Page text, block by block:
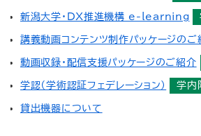
Kiswahili
Svenska
新潟大学・DX推進機構 e-learning
講義動画コンテンツ制作パッケージのご
動画収録・配信支援パッケージのご紹介
学認（学術認証フェデレーション） 学内
貸出機器について